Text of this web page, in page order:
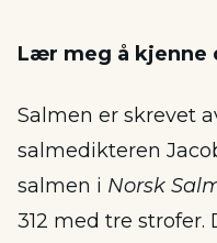
Lær meg å kjenne
Salmen er skrevet
salmedikteren
salmen i Norsk
312 med tre